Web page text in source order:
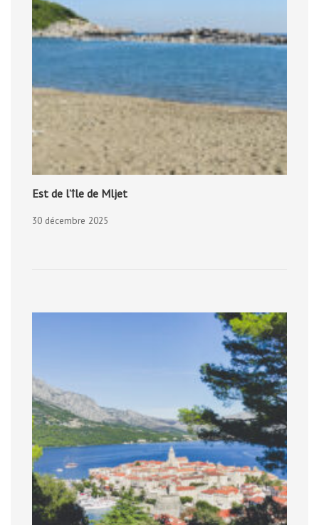
Est de l’île de Mljet
30 décembre 2025